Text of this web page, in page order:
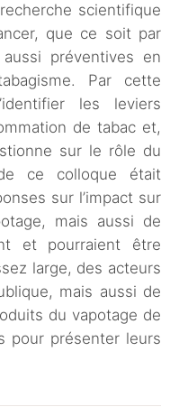
scientifique
que ce soit par
préventives en
Par cette
les leviers
de tabac et,
sur le rôle du
ce colloque était
sur l’impact sur
mais aussi de
et pourraient être
large, des acteurs
mais aussi de
du vapotage de
pour présenter leurs